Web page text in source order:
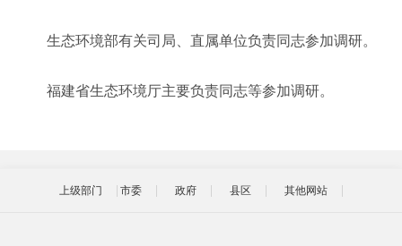
生态环境部有关司局、直属单位负责同志参加调研。
福建省生态环境厅主要负责同志等参加调研。
上级部门 市委 政府 县区 其他网站